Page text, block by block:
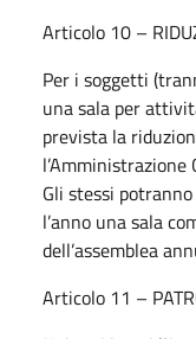
Articolo 10 –
Per i soggetti
una sala per
prevista la
l’Amministrazione
Gli stessi
l’anno una sala
dell’assemblea
Articolo 11 –